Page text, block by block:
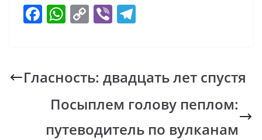
F
b
o
o
k
W
s
A
p
p
C
y
Li
n
k
Vi
gr
a
m
Гласность: двадцать лет спустя
Посыплем голову пеплом:
путеводитель по вулканам